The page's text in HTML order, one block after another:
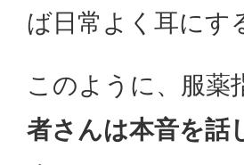
ば日常よく耳にす
このように、服薬
者さんは本音を話